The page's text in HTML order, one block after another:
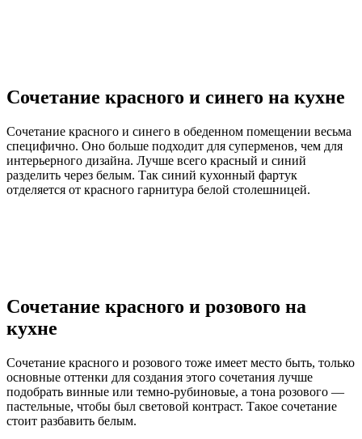
Сочетание красного и синего на кухне
Сочетание красного и синего в обеденном помещении весьма
специфично. Оно больше подходит для суперменов, чем для
интерьерного дизайна. Лучше всего красный и синий
разделить через белым. Так синий кухонный фартук
отделяется от красного гарнитура белой столешницей.
Сочетание красного и розового на
кухне
Сочетание красного и розового тоже имеет место быть, только
основные оттенки для создания этого сочетания лучше
подобрать винные или темно-рубиновые, а тона розового —
пастельные, чтобы был световой контраст. Такое сочетание
стоит разбавить белым.